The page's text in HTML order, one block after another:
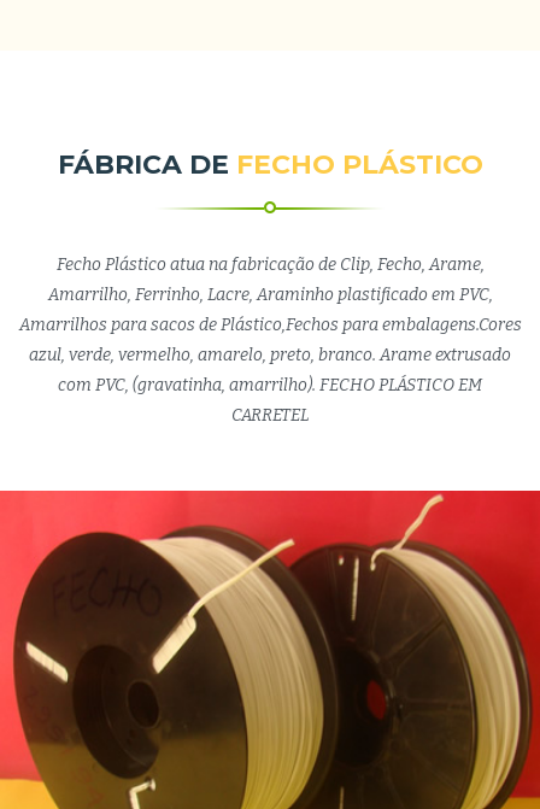
FÁBRICA DE FECHO PLÁSTICO
Fecho Plástico atua na fabricação de Clip, Fecho, Arame,
Amarrilho, Ferrinho, Lacre, Araminho plastificado em PVC,
Amarrilhos para sacos de Plástico,Fechos para embalagens.Cores
azul, verde, vermelho, amarelo, preto, branco. Arame extrusado
com PVC, (gravatinha, amarrilho). FECHO PLÁSTICO EM
CARRETEL